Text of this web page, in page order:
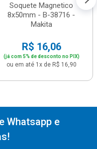
Soquete Magnetico
8x50mm - B-38716 -
Makita
R$ 16,06
(já com 5% de desconto no PIX)
ou em até 1x de R$ 16,90
Whatsapp e